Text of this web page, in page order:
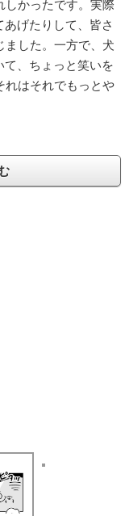
しかったです。実際
げたりして、皆さ
ました。一方で、犬
、ちょっと笑いを
れはそれでもっとや